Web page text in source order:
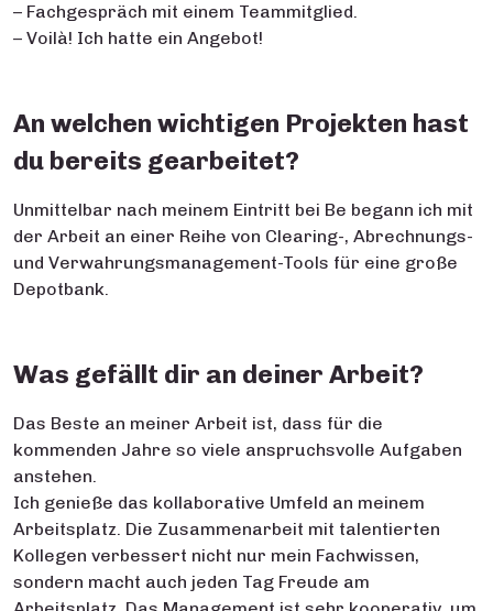
– Fachgespräch mit einem Teammitglied.
– Voilà! Ich hatte ein Angebot!
An welchen wichtigen Projekten hast
du bereits gearbeitet?
Unmittelbar nach meinem Eintritt bei Be begann ich mit
der Arbeit an einer Reihe von Clearing-, Abrechnungs-
und Verwahrungsmanagement-Tools für eine große
Depotbank.
Was gefällt dir an deiner Arbeit?
Das Beste an meiner Arbeit ist, dass für die
kommenden Jahre so viele anspruchsvolle Aufgaben
anstehen.
Ich genieße das kollaborative Umfeld an meinem
Arbeitsplatz. Die Zusammenarbeit mit talentierten
Kollegen verbessert nicht nur mein Fachwissen,
sondern macht auch jeden Tag Freude am